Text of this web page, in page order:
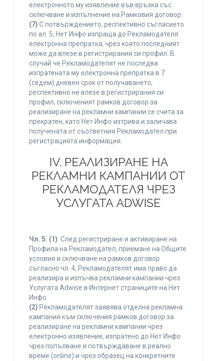
електронното му изявление във връзка със
сключване и изпълнение на Рамковия договор.
(7) С потвърждението, респективно съгласието
по ал. 5, Нет Инфо изпраща до Рекламодателя
електронна препратка, чрез която последният
може да влезе в регистрирания си профил. В
случай че Рекламодателят не последва
изпратената му електронна препратка в 7
(седем) дневен срок от получаването,
респективно не влезе в регистрирания си
профил, сключеният рамков договор за
реализиране на рекламни кампании се счита за
прекратен, като Нет Инфо изтрива и заличава
получената от съответния Рекламодател при
регистрацията информация.
IV. РЕАЛИЗИРАНЕ НА
РЕКЛАМНИ КАМПАНИИ ОТ
РЕКЛАМОДАТЕЛЯ ЧРЕЗ
УСЛУГАТА ADWISE
Чл. 5. (1). След регистриране и активиране на
Профила на Рекламодател, приемане на Общите
условия и сключване на рамков договор
съгласно чл. 4, Рекламодателят има право да
реализира и излъчва рекламни кампании чрез
Услугата Adwise в Интернет страниците на Нет
Инфо.
(2) Рекламодателят заявява отделна рекламна
кампания към сключения рамков договор за
реализиране на рекламни кампании чрез
електронно изявление, изпратено до Нет Инфо
чрез попълване и потвърждаване в реално
време (online) и чрез образец на конкретните